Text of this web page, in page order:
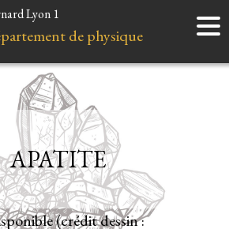
Accueil
Instruments
Liens et ressources
Lyon 1
de physique
(crédit dessin :
APATITE